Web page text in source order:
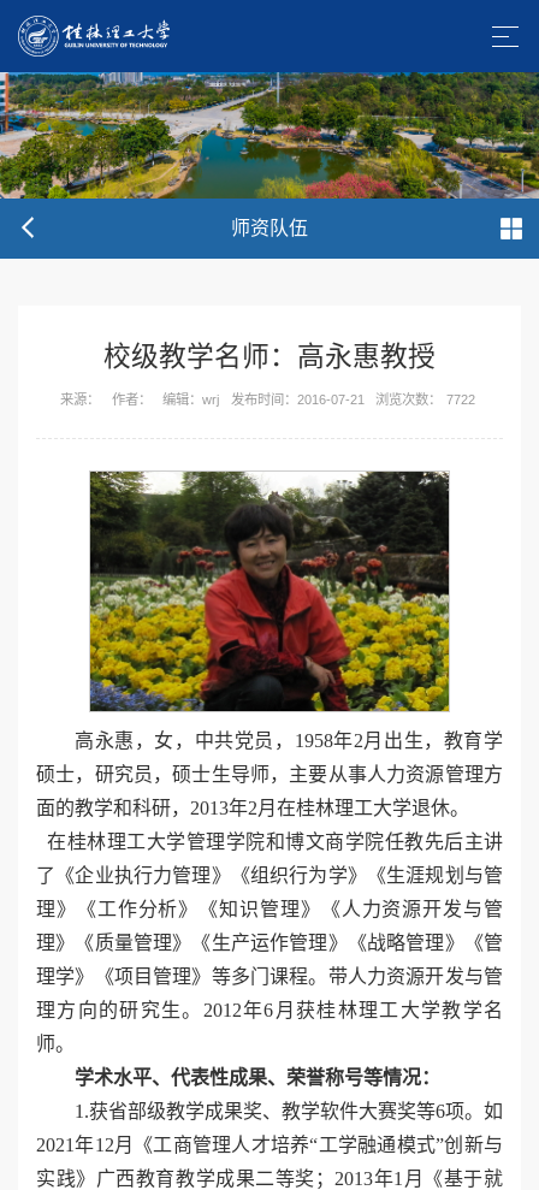
师资队伍
校级教学名师：高永惠教授
来源： 作者： 编辑：wrj 发布时间：2016-07-21 浏览次数： 7722
高永惠，女，中共党员，1958年2月出生，教育学
硕士，研究员，硕士生导师，主要从事人力资源管理方
面的教学和科研，2013年2月在桂林理工大学退休。
在桂林理工大学管理学院和博文商学院任教先后主讲
了《企业执行力管理》《组织行为学》《生涯规划与管
理》《工作分析》《知识管理》《人力资源开发与管
理》《质量管理》《生产运作管理》《战略管理》《管
理学》《项目管理》等多门课程。带人力资源开发与管
理方向的研究生。2012年6月获桂林理工大学教学名
师。
学术水平、代表性成果、荣誉称号等情况：
1.获省部级教学成果奖、教学软件大赛奖等6项。如
2021年12月《工商管理人才培养“工学融通模式”创新与
实践》广西教育教学成果二等奖；2013年1月《基于就